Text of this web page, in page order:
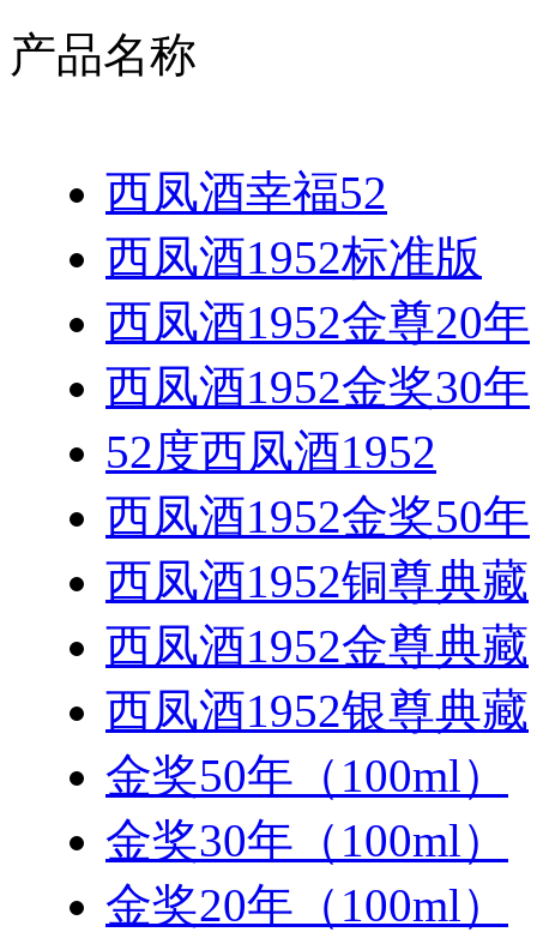
产品名称
西凤酒幸福52
西凤酒1952标准版
西凤酒1952金尊20年
西凤酒1952金奖30年
52度西凤酒1952
西凤酒1952金奖50年
西凤酒1952铜尊典藏
西凤酒1952金尊典藏
西凤酒1952银尊典藏
金奖50年（100ml）
金奖30年（100ml）
金奖20年（100ml）